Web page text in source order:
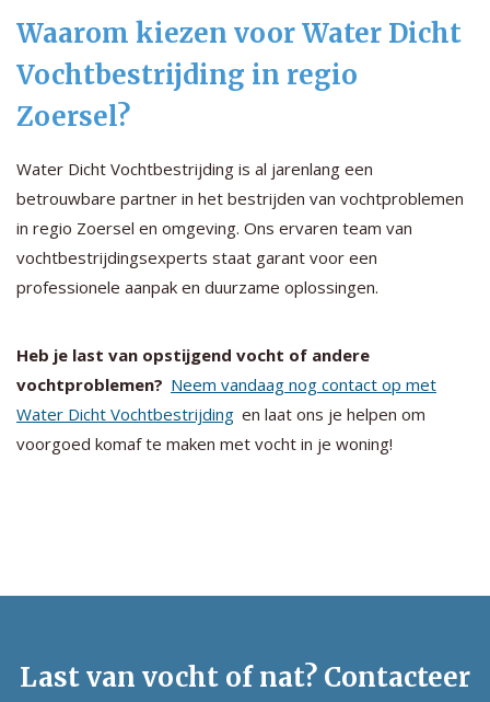
Waarom kiezen voor Water Dicht
Vochtbestrijding in regio
Zoersel?
Water Dicht Vochtbestrijding is al jarenlang een
betrouwbare partner in het bestrijden van vochtproblemen
in regio Zoersel en omgeving. Ons ervaren team van
vochtbestrijdingsexperts staat garant voor een
professionele aanpak en duurzame oplossingen.
Heb je last van opstijgend vocht of andere
vochtproblemen? Neem vandaag nog contact op met
Water Dicht Vochtbestrijding en laat ons je helpen om
voorgoed komaf te maken met vocht in je woning!
Last van vocht of nat? Contacteer